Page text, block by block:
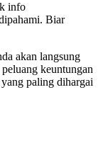
info
Biar
akan langsung
keuntungan
paling dihargai